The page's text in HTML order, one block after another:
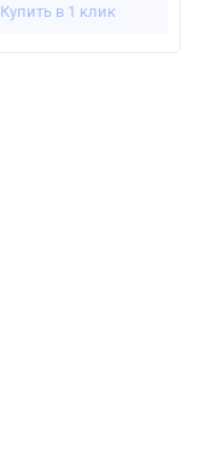
Купить в 1 клик